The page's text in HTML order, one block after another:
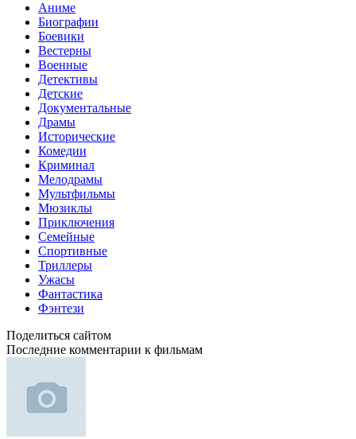
Аниме
Биографии
Боевики
Вестерны
Военные
Детективы
Детские
Документальные
Драмы
Исторические
Комедии
Криминал
Мелодрамы
Мультфильмы
Мюзиклы
Приключения
Семейные
Спортивные
Триллеры
Ужасы
Фантастика
Фэнтези
Поделиться сайтом
Последние комментарии к фильмам